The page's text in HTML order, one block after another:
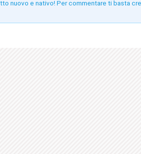
nuovo e nativo! Per commentare ti basta